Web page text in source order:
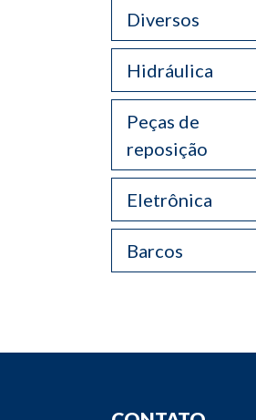
Diversos
Hidráulica
Peças de
reposição
Eletrônica
Barcos